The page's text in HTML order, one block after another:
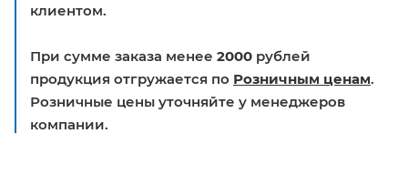
клиентом.
При сумме заказа менее 2000 рублей
продукция отгружается по Розничным ценам.
Розничные цены уточняйте у менеджеров
компании.